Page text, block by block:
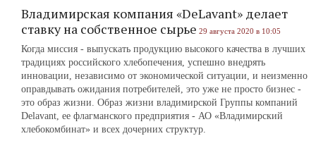
Владимирская компания «DeLavant» делает
ставку на собственное сырье 29 августа 2020 в 10:05
Когда миссия - выпускать продукцию высокого качества в лучших
традициях российского хлебопечения, успешно внедрять
инновации, независимо от экономической ситуации, и неизменно
оправдывать ожидания потребителей, это уже не просто бизнес -
это образ жизни. Образ жизни владимирской Группы компаний
Delavant, ее флагманского предприятия - АО «Владимирский
хлебокомбинат» и всех дочерних структур.